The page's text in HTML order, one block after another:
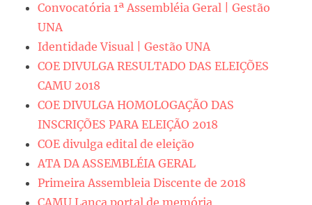
Convocatória 1ª Assembléia Geral | Gestão
UNA
Identidade Visual | Gestão UNA
COE DIVULGA RESULTADO DAS ELEIÇÕES
CAMU 2018
COE DIVULGA HOMOLOGAÇÃO DAS
INSCRIÇÕES PARA ELEIÇÃO 2018
COE divulga edital de eleição
ATA DA ASSEMBLÉIA GERAL
Primeira Assembleia Discente de 2018